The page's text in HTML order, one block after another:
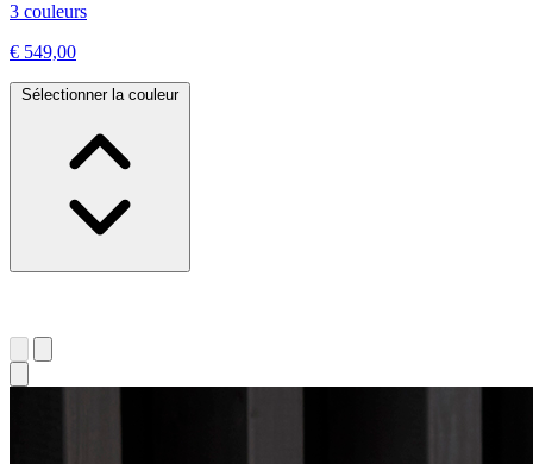
3 couleurs
€ 549,00
Sélectionner la couleur